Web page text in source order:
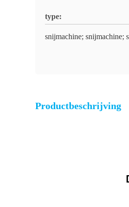
type:
snijmachine; snijmachine;
Productbeschrijving